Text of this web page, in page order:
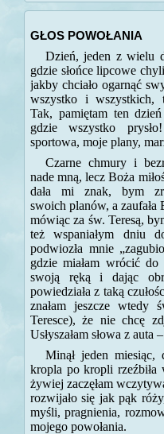
GŁOS POWOŁANIA
Dzień, jeden z wielu
gdzie słońce lipcowe
jakby chciało ogarnąć
wszystko i wszystkich,
Tak, pamiętam ten
gdzie wszystko
sportowa, moje plany,
Czarne chmury i
nade mną, lecz Boża
dała mi znak, bym
swoich planów, a zaufała
mówiąc za św. Teresą,
też wspaniałym dniu
podwiozła mnie
gdzie miałam wrócić do
swoją ręką i dając
powiedziała z taką
znałam jeszcze wtedy
Teresce), że nie chcę
Usłyszałam słowa z auta
Minął jeden
kropla po kropli rzeźbiła
żywiej zaczęłam
rozwijało się jak pąk
myśli, pragnienia,
mojego powołania.